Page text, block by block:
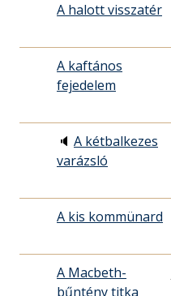
A halott visszatér
A kaftános
fejedelem
🔈 A kétbalkezes
varázsló
A kis kommünard
A Macbeth-
bűntény titka